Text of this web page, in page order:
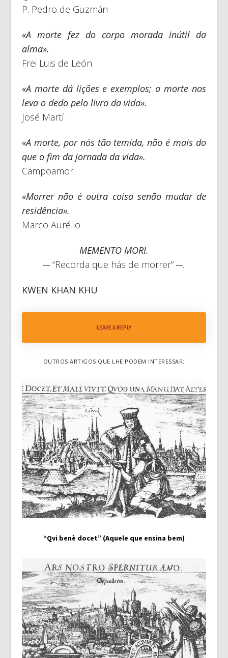
P. Pedro de Guzmán
«A morte fez do corpo morada inútil da
alma».
Frei Luis de León
«A morte dá lições e exemplos; a morte nos
leva o dedo pelo livro da vida».
José Martí
«A morte, por nós tão temida, não é mais do
que o fim da jornada da vida».
Campoamor
«Morrer não é outra coisa senão mudar de
residência».
Marco Aurélio
MEMENTO MORI.
─ “Recorda que hás de morrer” ─.
KWEN KHAN KHU
LEAVE A REPLY
OUTROS ARTIGOS QUE LHE PODEM INTERESSAR:
“Qvi benè docet” (Aquele que ensina bem)